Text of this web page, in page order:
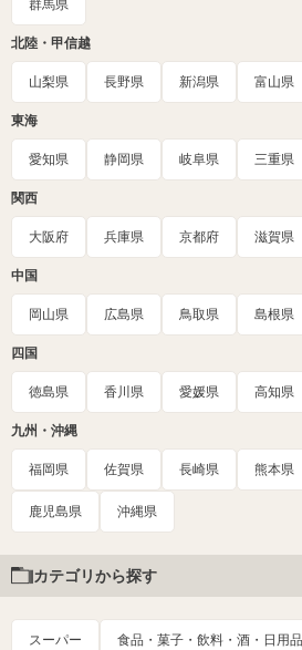
群馬県
北陸・甲信越
山梨県 長野県 新潟県 富山県
東海
愛知県 静岡県 岐阜県 三重県
関西
大阪府 兵庫県 京都府 滋賀県
中国
岡山県 広島県 鳥取県 島根県
四国
徳島県 香川県 愛媛県 高知県
九州・沖縄
福岡県 佐賀県 長崎県 熊本県
鹿児島県 沖縄県
カテゴリから探す
スーパー 食品・菓子・飲料・酒・日用